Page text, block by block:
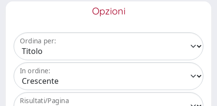
Opzioni
Ordina per:
In ordine:
Risultati/Pagina